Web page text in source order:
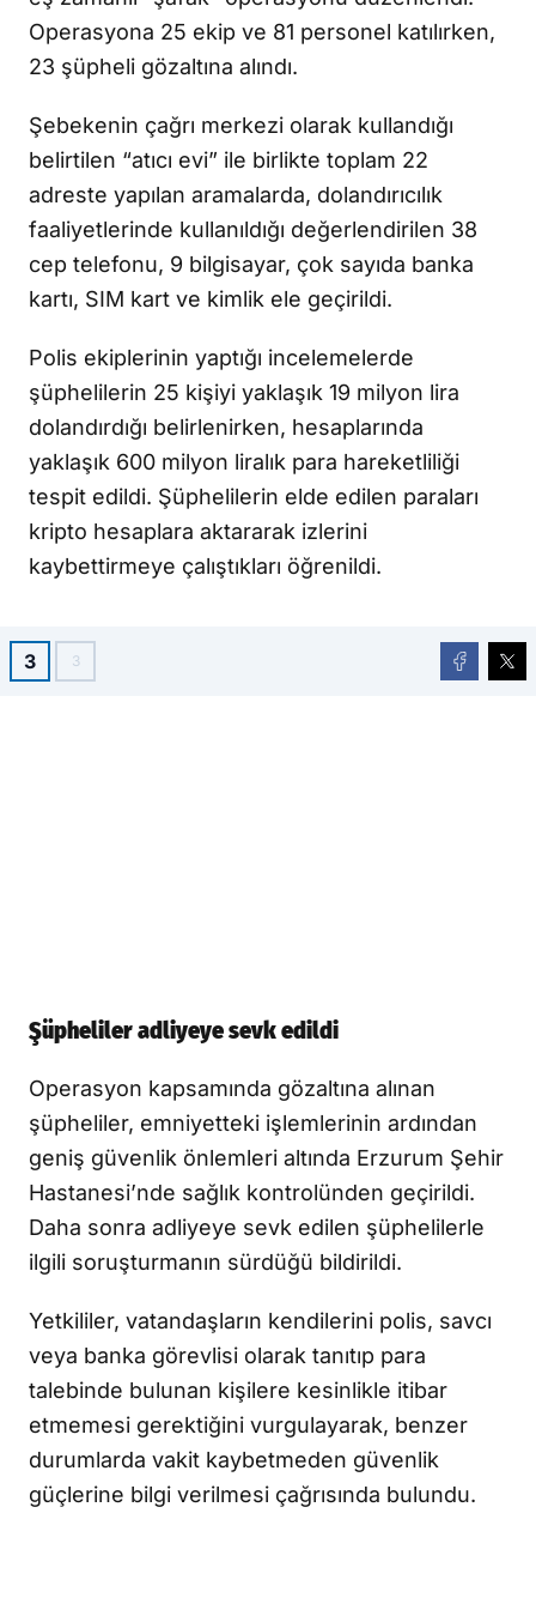
Operasyona 25 ekip ve 81 personel katılırken,
23 şüpheli gözaltına alındı.
Şebekenin çağrı merkezi olarak kullandığı
belirtilen “atıcı evi” ile birlikte toplam 22
adreste yapılan aramalarda, dolandırıcılık
faaliyetlerinde kullanıldığı değerlendirilen 38
cep telefonu, 9 bilgisayar, çok sayıda banka
kartı, SIM kart ve kimlik ele geçirildi.
Polis ekiplerinin yaptığı incelemelerde
şüphelilerin 25 kişiyi yaklaşık 19 milyon lira
dolandırdığı belirlenirken, hesaplarında
yaklaşık 600 milyon liralık para hareketliliği
tespit edildi. Şüphelilerin elde edilen paraları
kripto hesaplara aktararak izlerini
kaybettirmeye çalıştıkları öğrenildi.
3 3
Şüpheliler adliyeye sevk edildi
Operasyon kapsamında gözaltına alınan
şüpheliler, emniyetteki işlemlerinin ardından
geniş güvenlik önlemleri altında Erzurum Şehir
Hastanesi’nde sağlık kontrolünden geçirildi.
Daha sonra adliyeye sevk edilen şüphelilerle
ilgili soruşturmanın sürdüğü bildirildi.
Yetkililer, vatandaşların kendilerini polis, savcı
veya banka görevlisi olarak tanıtıp para
talebinde bulunan kişilere kesinlikle itibar
etmemesi gerektiğini vurgulayarak, benzer
durumlarda vakit kaybetmeden güvenlik
güçlerine bilgi verilmesi çağrısında bulundu.